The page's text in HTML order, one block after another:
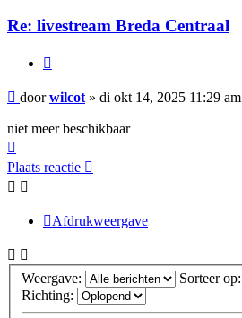
Re: livestream Breda Centraal
Bericht
doorwilcot » di okt 14, 2025 11:29 am
niet meer beschikbaar
Plaats reactie
Afdrukweergave
Weergave:
Sorteer op:
Richting: